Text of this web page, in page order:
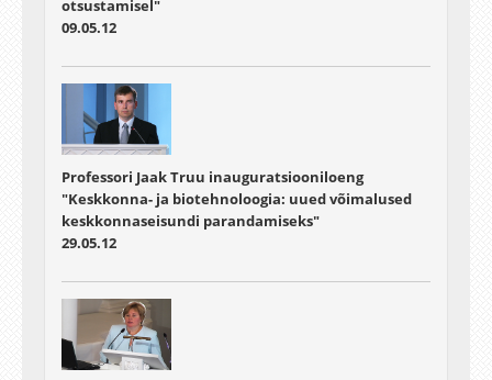
otsustamisel"
09.05.12
Professori Jaak Truu inauguratsiooniloeng
"Keskkonna- ja biotehnoloogia: uued võimalused
keskkonnaseisundi parandamiseks"
29.05.12